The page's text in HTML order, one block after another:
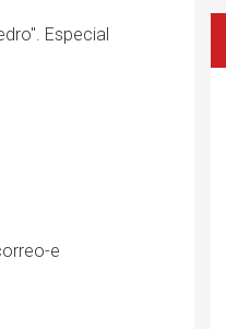
Especial
e